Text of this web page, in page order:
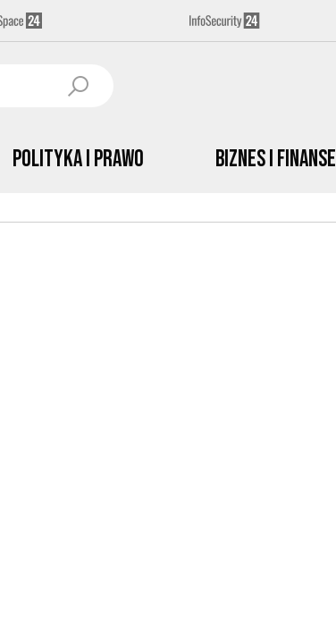
Polityka i prawo Biznes i Finanse